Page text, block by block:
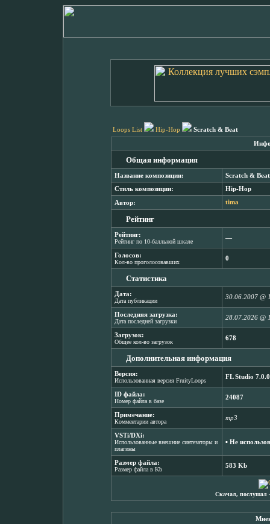
Loops List Hip-Hop Scratch & Beat
Общая информация
Название композиции: Scratch & Beat
Стиль композиции: Hip-Hop
Автор: tima
Рейтинг
Рейтинг:
Рейтинг по 10-балльной шкале
―
Голосов:
Кол-во проголосовавших
0
Статистика
Дата:
Дата публикации
30.06.2007 @
Последняя загрузка:
Дата последней загрузки
28.07.2026 @
Загрузок:
Общее кол-во загрузок
678
Дополнительная информация
Версия:
Использованная версия FruityLoops
FL Studio 7.0.0
ID файла:
Номер файла в базе
24087
Примечание:
Комментарии автора
mp3
VSTi/DXi:
Использованные внешние синтезаторы и
плагины
▪ Не
Размер файла:
Размер файла в Kb
583 Kb
Скачал, послушал